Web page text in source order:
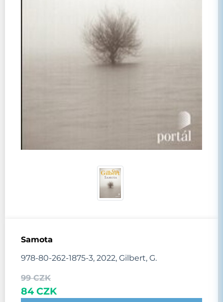
Samota
978-80-262-1875-3, 2022, Gilbert, G.
99 CZK
84 CZK